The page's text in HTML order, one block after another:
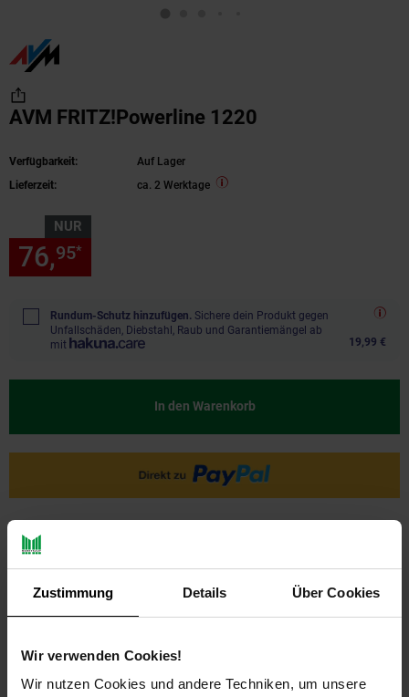
Zustimmung Details Über Cookies
Wir verwenden Cookies!
Wir nutzen Cookies und andere Techniken, um unsere
AVM FRITZ!Powerline 1220
Verfügbarkeit:
Auf Lager
Lieferzeit:
ca. 2 Werktage
NUR
76,95*
Rundum-Schutz hinzufügen. Sichere dein Produkt gegen
Unfallschäden, Diebstahl, Raub und Garantiemängel ab
mit
19,99 €
In den Warenkorb
Ja, ich möchte ein Altgerät abgeben.